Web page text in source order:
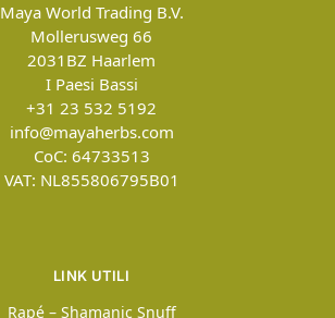
Maya World Trading B.V.
Mollerusweg 66
2031BZ Haarlem
I Paesi Bassi
+31 23 532 5192
info@mayaherbs.com
CoC: 64733513
VAT: NL855806795B01
LINK UTILI
Rapé – Shamanic Snuff